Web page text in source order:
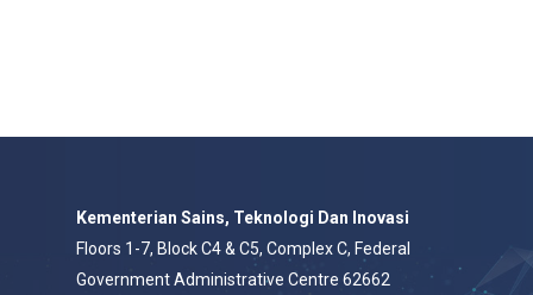
Kementerian Sains, Teknologi Dan Inovasi
Floors 1-7, Block C4 & C5, Complex C, Federal
Government Administrative Centre 62662